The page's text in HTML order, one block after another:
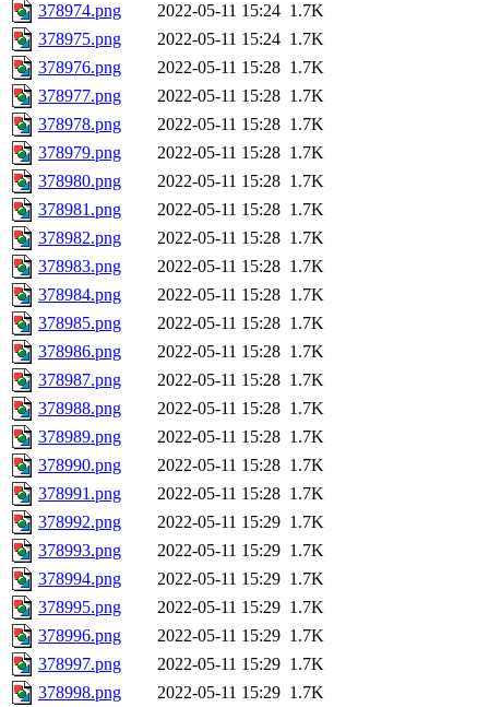
378974.png
2022-05-11 15:24 1.7K
378975.png
2022-05-11 15:24 1.7K
378976.png
2022-05-11 15:28 1.7K
378977.png
2022-05-11 15:28 1.7K
378978.png
2022-05-11 15:28 1.7K
378979.png
2022-05-11 15:28 1.7K
378980.png
2022-05-11 15:28 1.7K
378981.png
2022-05-11 15:28 1.7K
378982.png
2022-05-11 15:28 1.7K
378983.png
2022-05-11 15:28 1.7K
378984.png
2022-05-11 15:28 1.7K
378985.png
2022-05-11 15:28 1.7K
378986.png
2022-05-11 15:28 1.7K
378987.png
2022-05-11 15:28 1.7K
378988.png
2022-05-11 15:28 1.7K
378989.png
2022-05-11 15:28 1.7K
378990.png
2022-05-11 15:28 1.7K
378991.png
2022-05-11 15:28 1.7K
378992.png
2022-05-11 15:29 1.7K
378993.png
2022-05-11 15:29 1.7K
378994.png
2022-05-11 15:29 1.7K
378995.png
2022-05-11 15:29 1.7K
378996.png
2022-05-11 15:29 1.7K
378997.png
2022-05-11 15:29 1.7K
378998.png
2022-05-11 15:29 1.7K